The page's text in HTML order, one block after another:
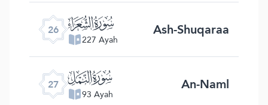
26 ﮦ
227 Ayah Ash-Shuqaraa
27 ﮧ
93 Ayah An-Naml